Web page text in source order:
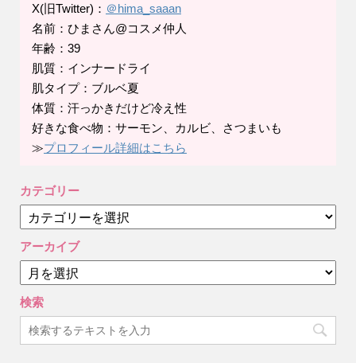
X(旧Twitter)： ＠hima_saaan
名前：ひまさん@コスメ仲人
年齢：39
肌質：インナードライ
肌タイプ：ブルベ夏
体質：汗っかきだけど冷え性
好きな食べ物：サーモン、カルビ、さつまいも
≫プロフィール詳細はこちら
カテゴリー
テ
ゴ
リ
ー
アーカイブ
ア
ー
カ
イ
ブ
検索